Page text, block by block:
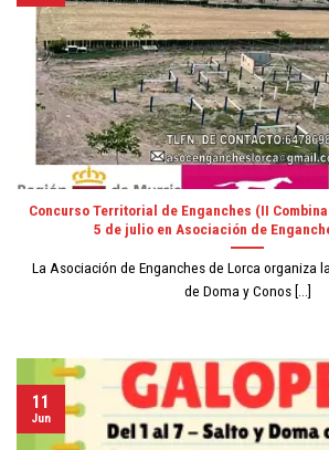
Concurso Territorial de Enganches (II
5 de julio en Asociación de
La Asociación de Enganches de Lorca organiza
de Doma y Conos [...]
11
Jun